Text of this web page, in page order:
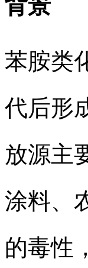
苯胺类
代后形
放源主
涂料、
的毒性